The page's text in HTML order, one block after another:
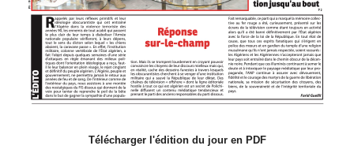
Télécharger l'édition du jour en PDF